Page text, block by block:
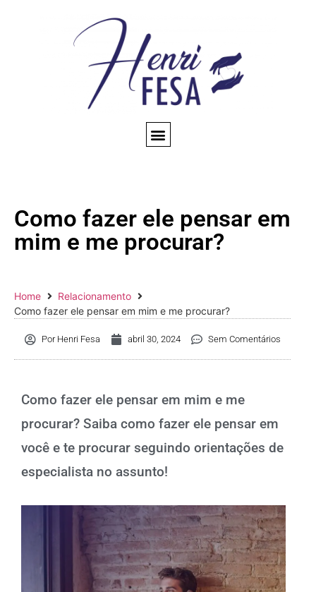
Como fazer ele pensar em
mim e me procurar?
Home
Relacionamento
Como fazer ele pensar em mim e me procurar?
PorHenri Fesa abril 30, 2024 Sem Comentários
Como fazer ele pensar em mim e me
procurar? Saiba como fazer ele pensar em
você e te procurar seguindo orientações de
especialista no assunto!